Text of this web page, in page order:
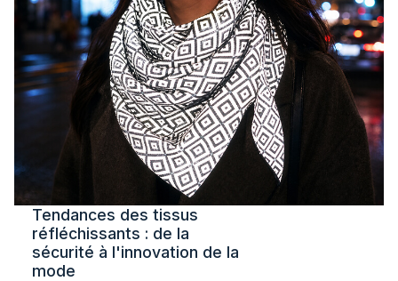
Tendances des tissus
réfléchissants : de la
sécurité à l'innovation de la
mode